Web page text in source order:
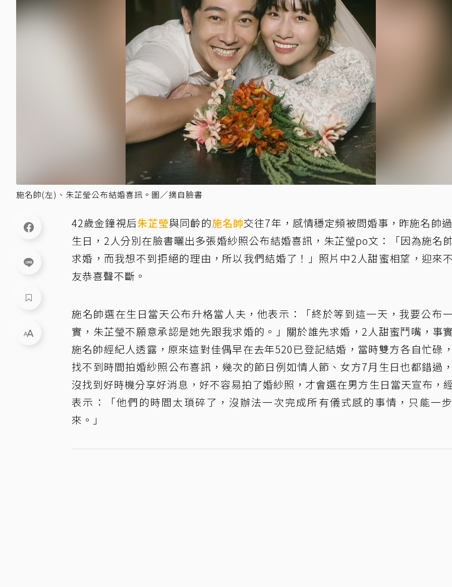
施名帥(左)、朱芷瑩公布結婚喜訊。圖／摘自臉書
42歲金鐘視后朱芷瑩與同齡的施名帥交往7年，感情穩定頻被問婚事，昨施名帥
生日，2人分別在臉書曬出多張婚紗照公布結婚喜訊，朱芷瑩po文：「因為施名
求婚，而我想不到拒絕的理由，所以我們結婚了！」照片中2人甜蜜相望，迎來
友恭喜聲不斷。
施名帥選在生日當天公布升格當人夫，他表示：「終於等到這一天，我要公布
實，朱芷瑩不願意承認是她先跟我求婚的。」關於誰先求婚，2人甜蜜鬥嘴，事
施名帥經紀人透露，原來這對佳偶早在去年520已登記結婚，當時雙方各自忙碌
找不到時間拍婚紗照公布喜訊，幾次的節日例如情人節、女方7月生日也都錯過
沒找到好時機分享好消息，好不容易拍了婚紗照，才會選在男方生日當天宣布，
表示：「他們的時間太瑣碎了，沒辦法一次完成所有儀式感的事情，只能一
來。」